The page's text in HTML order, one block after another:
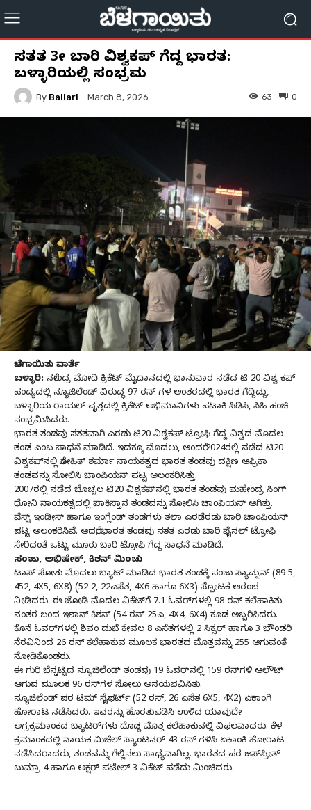
ಸತತ 3ನೇ ಬಾರಿ ವಿಶ್ವಕಪ್ ಗೆದ್ದ ಭಾರತ:
ಬಳ್ಳಾರಿಯಲ್ಲಿ ಸಂಭ್ರಮ
By Ballari March 8, 2026 0
63
ಬೆಳಗಾಯಿತು ವಾರ್ತೆ
ಬಳ್ಳಾರಿ: ನರೇಂದ್ರ ಮೋದಿ ಕ್ರಿಕೆಟ್ ಮೈದಾನದಲ್ಲಿ ಭಾನುವಾರ ನಡೆದ ಟಿ 20 ವಿಶ್ವ ಕಪ್
ಪಂದ್ಯದಲ್ಲಿ ನ್ಯೂಜಿಲೆಂಡ್ ವಿರುದ್ಧ 97 ರನ್ ಗಳ ಅಂತರದಲ್ಲಿ ಭಾರತ ಗೆದ್ದಿದ್ದು,
ಬಳ್ಳಾರಿಯ ರಾಯಲ್ ವೃತ್ತದಲ್ಲಿ ಕ್ರಿಕೆಟ್ ಅಭಿಮಾನಿಗಳು ಪಟಾಕಿ ಸಿಡಿಸಿ, ಸಿಹಿ ಹಂಚಿ
ಸಂಭ್ರಮಿಸಿದರು.
ಭಾರತ ತಂಡವು ಸತತವಾಗಿ ಎರಡು ಟಿ20 ವಿಶ್ವಕಪ್ ಟ್ರೋಫಿ ಗೆದ್ದ ವಿಶ್ವದ ಮೊದಲ
ತಂಡ ಎಂಬ ಸಾಧನೆ ಮಾಡಿದೆ. ಇದಕ್ಕೂ ಮೊದಲು, ಅಂದರೆ 2024ರಲ್ಲಿ ನಡೆದ ಟಿ20
ವಿಶ್ವಕಪ್‌ನಲ್ಲಿ ರೋಹಿತ್ ಶರ್ಮಾ ನಾಯಕತ್ವದ ಭಾರತ ತಂಡವು ದಕ್ಷಿಣ ಆಫ್ರಿಕಾ
ತಂಡವನ್ನು ಸೋಲಿಸಿ ಚಾಂಪಿಯನ್ ಪಟ್ಟ ಅಲಂಕರಿಸಿತ್ತು.
2007ರಲ್ಲಿ ನಡೆದ ಚೊಚ್ಚಲ ಟಿ20 ವಿಶ್ವಕಪ್‌ನಲ್ಲಿ ಭಾರತ ತಂಡವು ಮಹೇಂದ್ರ ಸಿಂಗ್
ಧೋನಿ ನಾಯಕತ್ವದಲ್ಲಿ ಪಾಕಿಸ್ತಾನ ತಂಡವನ್ನು ಸೋಲಿಸಿ ಚಾಂಪಿಯನ್ ಆಗಿತ್ತು.
ವೆಸ್ಟ್ ಇಂಡೀಸ್ ಹಾಗೂ ಇಂಗ್ಲೆಂಡ್ ತಂಡಗಳು ತಲಾ ಎರಡೆರಡು ಬಾರಿ ಚಾಂಪಿಯನ್
ಪಟ್ಟ ಅಲಂಕರಿಸಿವೆ. ಆದರೆ, ಭಾರತ ತಂಡವು ಸತತ ಎರಡು ಬಾರಿ ಫೈನಲ್ ಟ್ರೋಫಿ
ಸೇರಿದಂತೆ ಒಟ್ಟು ಮೂರು ಬಾರಿ ಟ್ರೋಫಿ ಗೆದ್ದ ಸಾಧನೆ ಮಾಡಿದೆ.
ಸಂಜು, ಅಭಿಷೇಕ್, ಕಿಶನ್ ಮಿಂಚು
ಟಾಸ್ ಸೋತು ಮೊದಲು ಬ್ಯಾಟ್ ಮಾಡಿದ ಭಾರತ ತಂಡಕ್ಕೆ ಸಂಜು ಸ್ಯಾಮ್ಪನ್ (89 5,
452, 4X5, 6X8) (52 2, 22ಎಸೆತ, 4X6 ಹಾಗೂ 6X3) ಸ್ಪೋಟಕ ಆರಂಭ
ನೀಡಿದರು. ಈ ಜೋಡಿ ಮೊದಲ ವಿಕೆಟ್‌ಗೆ 7.1 ಓವರ್‌ಗಳಲ್ಲಿ 98 ರನ್ ಕಲೆಹಾಕಿತು.
ನಂತರ ಬಂದ ಇಶಾನ್ ಕಿಶನ್ (54 ರನ್ 25ಎ, 4X4, 6X4) ಕೂಡ ಅಬ್ಬರಿಸಿದರು.
ಕೊನೆ ಓವರ್‌ಗಳಲ್ಲಿ ಶಿವಂ ದುಬೆ ಕೇವಲ 8 ಎಸೆತಗಳಲ್ಲಿ 2 ಸಿಕ್ಸರ್ ಹಾಗೂ 3 ಬೌಂಡರಿ
ನೆರವಿನಿಂದ 26 ರನ್ ಕಲೆಹಾಕುವ ಮೂಲಕ ಭಾರತದ ಮೊತ್ತವನ್ನು 255 ಆಗುವಂತೆ
ನೋಡಿಕೊಂಡರು.
ಈ ಗುರಿ ಬೆನ್ನಟ್ಟಿದ ನ್ಯೂಜಿಲೆಂಡ್ ತಂಡವು 19 ಓವರ್‌ನಲ್ಲಿ 159 ರನ್‌ಗಳಿ ಆಲೌಟ್
ಆಗುವ ಮೂಲಕ 96 ರನ್‌ಗಳ ಸೋಲು ಅನಯಭವಿಸಿತು.
ನ್ಯೂಜಿಲೆಂಡ್ ಪರ ಟಿಮ್ ಸೈಫರ್ಟ್ (52 ರನ್, 26 ಎಸೆತ 6X5, 4X2) ಏಕಾಂಗಿ
ಹೋರಾಟ ನಡೆಸಿದರು. ಇವರನ್ನು ಹೊರತುಪಡಿಸಿ ಉಳಿದ ಯಾವುದೇ
ಅಗ್ರಕ್ರಮಾಂಕದ ಬ್ಯಾಟರ್‌ಗಳು ದೊಡ್ಡ ಮೊತ್ತ ಕಲೆಹಾಕುವಲ್ಲಿ ವಿಫಲವಾದರು. ಕೆಳ
ಕ್ರಮಾಂಕದಲ್ಲಿ ನಾಯಕ ಮಿಚೆಲ್ ಸ್ಯಾಂಟನರ್ 43 ರನ್ ಗಳಿಸಿ ಏಕಾಂಕಿ ಹೋರಾಟ
ನಡೆಸಿದರಾದರು, ತಂಡವನ್ನು ಗೆಲ್ಲಿಸಲು ಸಾಧ್ಯವಾಗಿಲ್ಲ. ಭಾರತದ ಪರ ಜಸ್‌ಪ್ರೀತ್
ಬುಮ್ರಾ 4 ಹಾಗೂ ಅಕ್ಷರ್ ಪಟೇಲ್ 3 ವಿಕೆಟ್ ಪಡೆದು ಮಿಂಚಿದರು.